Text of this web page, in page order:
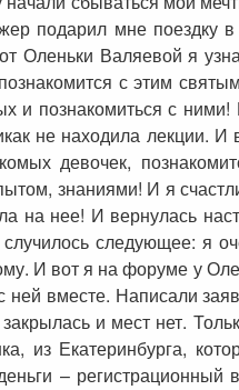
подарил мне поездку
Оленьки Валяевой я
с этим
и познакомиться с
не находила лекции.
девочек,
знаниями! И я
на нее! И вернулась
следующее: я
И вот я на форуме у
ней вместе. Написали
и мест нет.
из Екатеринбурга,
–